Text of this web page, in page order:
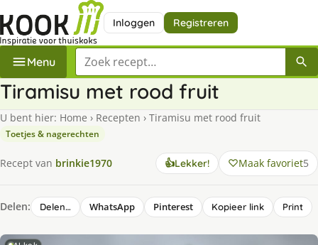
Inloggen Registreren
Menu Zoek een recept
Tiramisu met rood fruit
U bent hier: Home › Recepten › Tiramisu met rood fruit
Toetjes & nagerechten
Recept van brinkie1970 👍Lekker! Maak favoriet5
Delen: Delen… WhatsApp Pinterest Kopieer link Print